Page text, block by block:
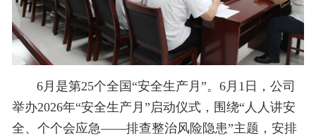
6月是第25个全国“安全生产月”。6月1日，公司
举办2026年“安全生产月”启动仪式，围绕“人人讲安
全、个个会应急——排查整治风险隐患”主题，安排